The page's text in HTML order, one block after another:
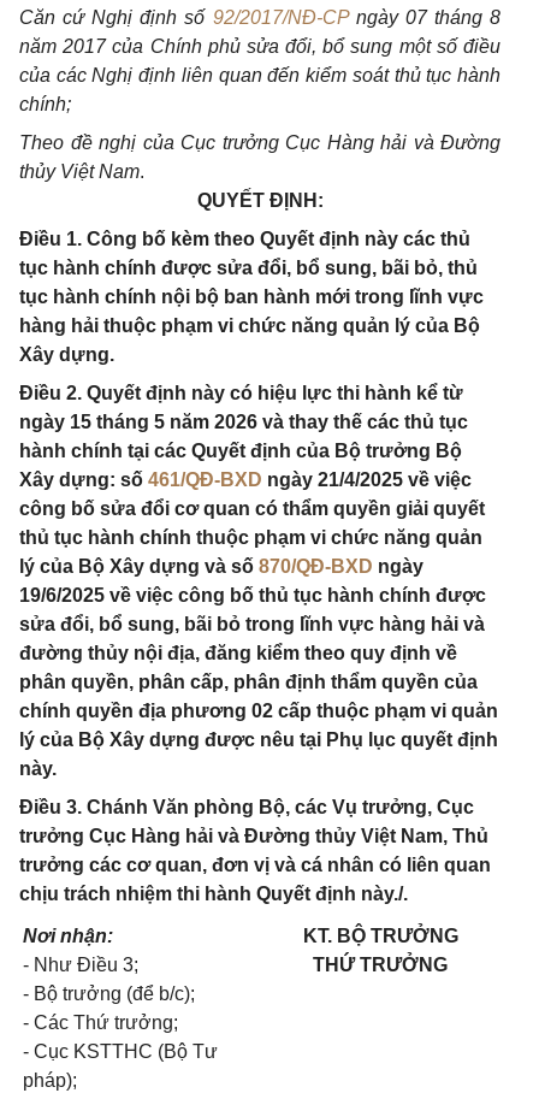
Căn cứ Nghị định số 92/2017/NĐ-CPngày 07 tháng 8
năm 2017 của Chính phủ sửa đổi, bổ sung một số điều
của các Nghị định liên quan đến kiểm soát thủ tục hành
chính;
Theo đề nghị của Cục trưởng Cục Hàng hải và Đường
thủy Việt Nam.
QUYẾT ĐỊNH:
Điều 1. Công bố kèm theo Quyết định này các thủ
tục hành chính được sửa đổi, bổ sung, bãi bỏ, thủ
tục hành chính nội bộ ban hành mới trong lĩnh vực
hàng hải thuộc phạm vi chức năng quản lý của Bộ
Xây dựng.
Điều 2. Quyết định này có hiệu lực thi hành kể từ
ngày 15 tháng 5 năm 2026 và thay thế các thủ tục
hành chính tại các Quyết định của Bộ trưởng Bộ
Xây dựng: số 461/QĐ-BXD ngày 21/4/2025 về việc
công bố sửa đổi cơ quan có thẩm quyền giải quyết
thủ tục hành chính thuộc phạm vi chức năng quản
lý của Bộ Xây dựng và số 870/QĐ-BXD ngày
19/6/2025 về việc công bố thủ tục hành chính được
sửa đổi, bổ sung, bãi bỏ trong lĩnh vực hàng hải và
đường thủy nội địa, đăng kiểm theo quy định về
phân quyền, phân cấp, phân định thẩm quyền của
chính quyền địa phương 02 cấp thuộc phạm vi quản
lý của Bộ Xây dựng được nêu tại Phụ lục quyết định
này.
Điều 3. Chánh Văn phòng Bộ, các Vụ trưởng, Cục
trưởng Cục Hàng hải và Đường thủy Việt Nam, Thủ
trưởng các cơ quan, đơn vị và cá nhân có liên quan
chịu trách nhiệm thi hành Quyết định này./.
Nơi nhận:
- Như Điều 3;
- Bộ trưởng (để b/c);
- Các Thứ trưởng;
- Cục KSTTHC (Bộ Tư
pháp);
KT. BỘ TRƯỞNG
THỨ TRƯỞNG